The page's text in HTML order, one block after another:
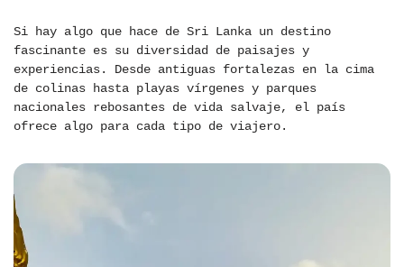
Si hay algo que hace de Sri Lanka un destino
fascinante es su diversidad de paisajes y
experiencias. Desde antiguas fortalezas en la cima
de colinas hasta playas vírgenes y parques
nacionales rebosantes de vida salvaje, el país
ofrece algo para cada tipo de viajero.